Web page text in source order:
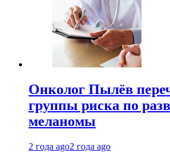
Онколог Пылёв
группы риска по
меланомы
2 года ago2 года ago